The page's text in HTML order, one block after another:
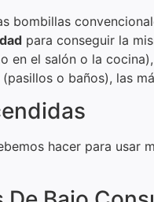
bombillas
para conseguir la
en el salón o la
o baños), las
hacer para usar